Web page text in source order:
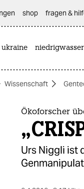
shop fragen &
niedrigwasser
Wissenschaft
Ökoforscher
Urs Niggli ist